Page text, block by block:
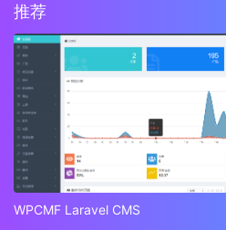
推荐
WPCMF Laravel CMS